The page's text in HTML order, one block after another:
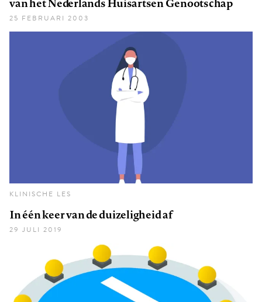
25 FEBRUARI 2003
KLINISCHE LES
In één keer van de duizeligheid af
29 JULI 2019